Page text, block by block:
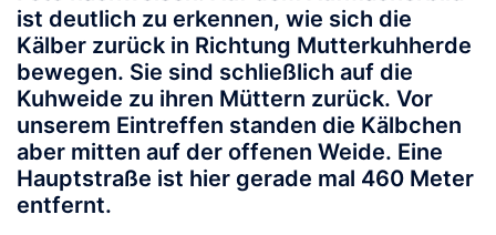
ist deutlich zu erkennen, wie sich die
Kälber zurück in Richtung Mutterkuhherde
bewegen. Sie sind schließlich auf die
Kuhweide zu ihren Müttern zurück. Vor
unserem Eintreffen standen die Kälbchen
aber mitten auf der offenen Weide. Eine
Hauptstraße ist hier gerade mal 460 Meter
entfernt.